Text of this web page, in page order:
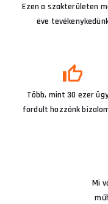
Ezen a szakterületen
éve
Több, mint 30 ezer
fordult hozzánk
Mi